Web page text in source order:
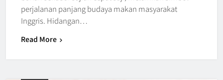
perjalanan panjang budaya makan masyarakat
Inggris. Hidangan…
Read More